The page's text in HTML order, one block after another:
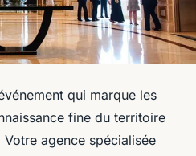
qui marque les
fine du territoire
agence spécialisée